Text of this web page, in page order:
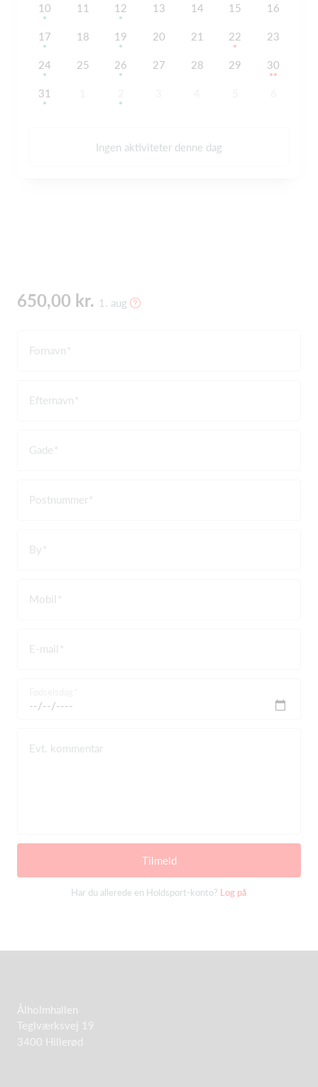
10 11 12 13 14 15 16
17 18 19 20 21 22 23
24 25 26 27 28 29 30
31
Ingen aktiviteter denne dag
650,00 kr. 1. aug
Fornavn
Efternavn
Gade
Postnummer
By
Mobil
E-mail
Evt. kommentar
Tilmeld
Har du allerede en Holdsport-konto? Log på
Ålholmhallen
Teglværksvej 19
3400 Hillerød